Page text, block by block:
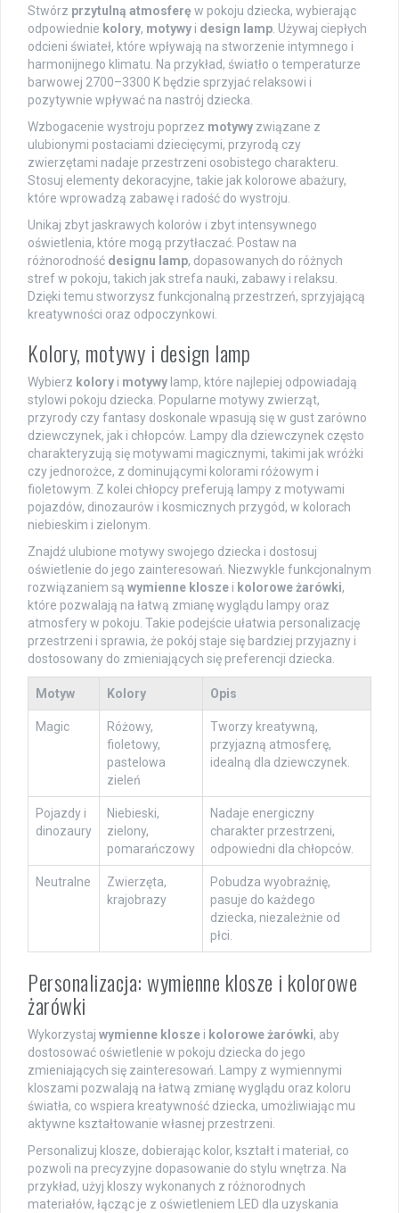
Stwórz przytulną atmosferę w pokoju dziecka, wybierając
odpowiednie kolory, motywy i design lamp . Używaj ciepłych
odcieni świateł, które wpływają na stworzenie intymnego i
harmonijnego klimatu. Na przykład, światło o temperaturze
barwowej 2700–3300 K będzie sprzyjać relaksowi i
pozytywnie wpływać na nastrój dziecka.
Wzbogacenie wystroju poprzez motywy związane z
ulubionymi postaciami dziecięcymi, przyrodą czy
zwierzętami nadaje przestrzeni osobistego charakteru.
Stosuj elementy dekoracyjne, takie jak kolorowe abażury,
które wprowadzą zabawę i radość do wystroju.
Unikaj zbyt jaskrawych kolorów i zbyt intensywnego
oświetlenia, które mogą przytłaczać. Postaw na
różnorodność designu lamp, dopasowanych do różnych
stref w pokoju, takich jak strefa nauki, zabawy i relaksu.
Dzięki temu stworzysz funkcjonalną przestrzeń, sprzyjającą
kreatywności oraz odpoczynkowi.
Kolory, motywy i design lamp
Wybierz kolory i motywy lamp, które najlepiej odpowiadają
stylowi pokoju dziecka. Popularne motywy zwierząt,
przyrody czy fantasy doskonale wpasują się w gust zarówno
dziewczynek, jak i chłopców. Lampy dla dziewczynek często
charakteryzują się motywami magicznymi, takimi jak wróżki
czy jednorożce, z dominującymi kolorami różowym i
fioletowym. Z kolei chłopcy preferują lampy z motywami
pojazdów, dinozaurów i kosmicznych przygód, w kolorach
niebieskim i zielonym.
Znajdź ulubione motywy swojego dziecka i dostosuj
oświetlenie do jego zainteresowań. Niezwykle funkcjonalnym
rozwiązaniem są wymienne klosze i kolorowe żarówki,
które pozwalają na łatwą zmianę wyglądu lampy oraz
atmosfery w pokoju. Takie podejście ułatwia personalizację
przestrzeni i sprawia, że pokój staje się bardziej przyjazny i
dostosowany do zmieniających się preferencji dziecka.
Motyw Kolory Opis
Magic
Różowy,
fioletowy,
pastelowa
zieleń
Tworzy kreatywną,
przyjazną atmosferę,
idealną dla dziewczynek.
Pojazdy i
dinozaury
Niebieski,
zielony,
pomarańczowy
Nadaje energiczny
charakter przestrzeni,
odpowiedni dla chłopców.
Neutralne
Zwierzęta,
krajobrazy
Pobudza wyobraźnię,
pasuje do każdego
dziecka, niezależnie od
płci.
Personalizacja: wymienne klosze i kolorowe
żarówki
Wykorzystaj wymienne klosze i kolorowe żarówki, aby
dostosować oświetlenie w pokoju dziecka do jego
zmieniających się zainteresowań. Lampy z wymiennymi
kloszami pozwalają na łatwą zmianę wyglądu oraz koloru
światła, co wspiera kreatywność dziecka, umożliwiając mu
aktywne kształtowanie własnej przestrzeni.
Personalizuj klosze, dobierając kolor, kształt i materiał, co
pozwoli na precyzyjne dopasowanie do stylu wnętrza. Na
przykład, użyj kloszy wykonanych z różnorodnych
materiałów, łącząc je z oświetleniem LED dla uzyskania